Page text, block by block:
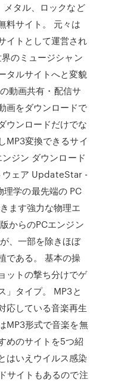
メタル、ロックなど
料サイト。 元々は
イトとして運営され
のミュージシャン
タルサイトへと変貌
動画共有・配信サ
画をダウンロードで
ウンロードだけでな
MP3変換できるサイ
ジン ダウンロード
ウェア UpdateStar -
理学の最先端の PC
ます強力な物理エ
からのPCエンジン
、一部を除きほぼ
である。 基本の操
ットの撃ち分けでゲ
」タイプ。 MP3と
応している音楽再生
MP3形式で音楽を無
めのサイトを5つ紹
はいえウイルス感染
サイトもあるので注